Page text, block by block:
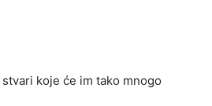
koje će im tako mnogo